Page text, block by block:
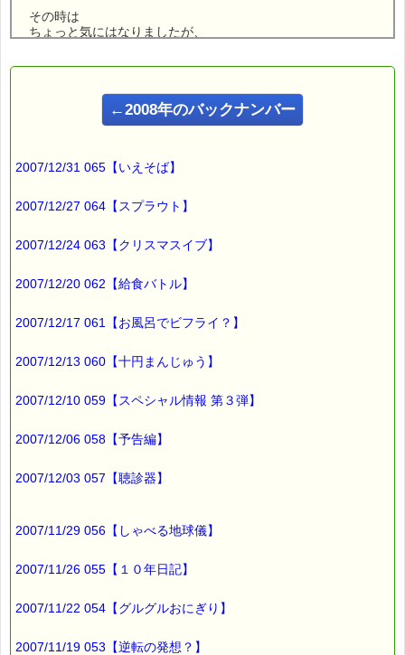
その時は
ちょっと気にはなりましたが、
それが、最近
ひょんな事から手に入ったんです (*^_^*)
なんと
しゃべるんです (°∇°;)
こんにちは！
ルコ＠千葉るみこ （主婦、二児の母） でございます。
■ｅパスタイム通信 2007.11.29 VOL.056号
どんな地球儀かというと、
地球儀にタッチペンが付いていて、
地球儀（またはタッチペン）がしゃべるんです。
国や都市探し等のクイズも付いていて、
結構面白いんです (*^_^*)
しかも、
←2008年のバックナンバー
2007/12/31 065【いえそば】
2007/12/27 064【スプラウト】
2007/12/24 063【クリスマスイブ】
2007/12/20 062【給食バトル】
2007/12/17 061【お風呂でビフライ？】
2007/12/13 060【十円まんじゅう】
2007/12/10 059【スペシャル情報 第３弾】
2007/12/06 058【予告編】
2007/12/03 057【聴診器】
2007/11/29 056【しゃべる地球儀】
2007/11/26 055【１０年日記】
2007/11/22 054【グルグルおにぎり】
2007/11/19 053【逆転の発想？】